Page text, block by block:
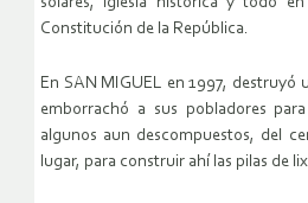
Constitución de la República.
En SAN MIGUEL en 1997, destruyó
emborrachó a sus pobladores
algunos aun descompuestos, del
lugar, para construir ahí las pilas de